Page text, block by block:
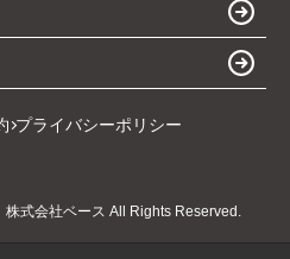
プライバシーポリシー
式会社ベース All Rights Reserved.